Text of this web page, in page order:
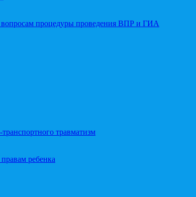
вопросам процедуры проведения ВПР и ГИА
травматизм
ребенка